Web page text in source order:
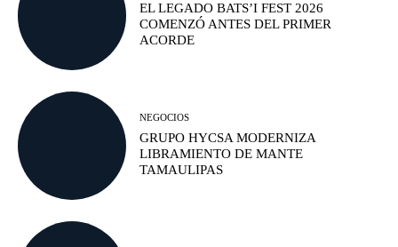
EL LEGADO BATS’I FEST 2026
COMENZÓ ANTES DEL PRIMER
ACORDE
NEGOCIOS
GRUPO HYCSA MODERNIZA
LIBRAMIENTO DE MANTE
TAMAULIPAS